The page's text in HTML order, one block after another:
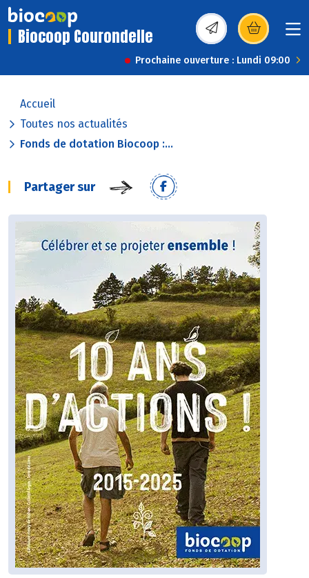
Biocoop Courondelle (s’ouvre dans une
Prochaine ouverture : Lundi 09:00
Accueil
Toutes nos actualités
Fonds de dotation Biocoop :...
Partager sur